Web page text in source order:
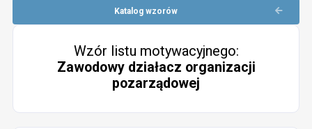
Katalog wzorów
Wzór listu motywacyjnego:
Zawodowy działacz organizacji
pozarządowej